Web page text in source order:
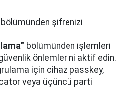
bölümünden şifrenizi
bölümünden işlemleri
önlemlerini aktif edin.
için cihaz passkey,
veya üçüncü parti